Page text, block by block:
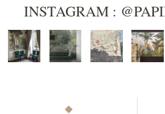
INSTAGRAM :